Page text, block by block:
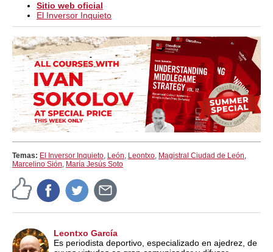
Sitio web oficial
El Inversor Inquieto
Temas: El Inversor Inquieto, León, Leontxo, Magistral Ciudad de León,
Marcelino Sión, María Jesús Soto
Leontxo García
Es periodista deportivo, especializado en ajedrez, de